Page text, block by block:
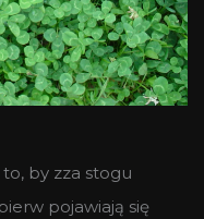
by zza stogu
pojawiają się